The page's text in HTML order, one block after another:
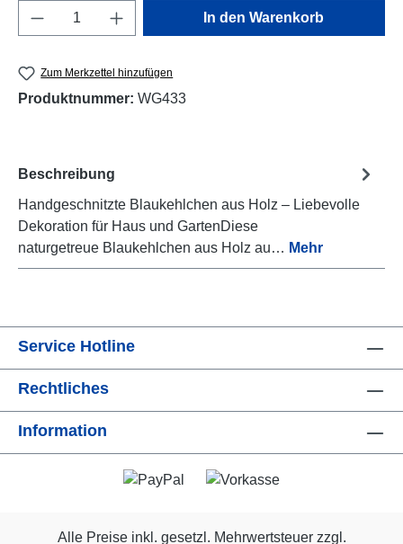
Produkt Anzahl: Gib den gewünschten
In den Warenkorb
Zum Merkzettel hinzufügen
Produktnummer: WG433
Beschreibung
Handgeschnitzte Blaukehlchen aus Holz – Liebevolle
Dekoration für Haus und GartenDiese
naturgetreue Blaukehlchen aus Holz au… Mehr
Service Hotline
Rechtliches
Information
Alle Preise inkl. gesetzl. Mehrwertsteuer zzgl.